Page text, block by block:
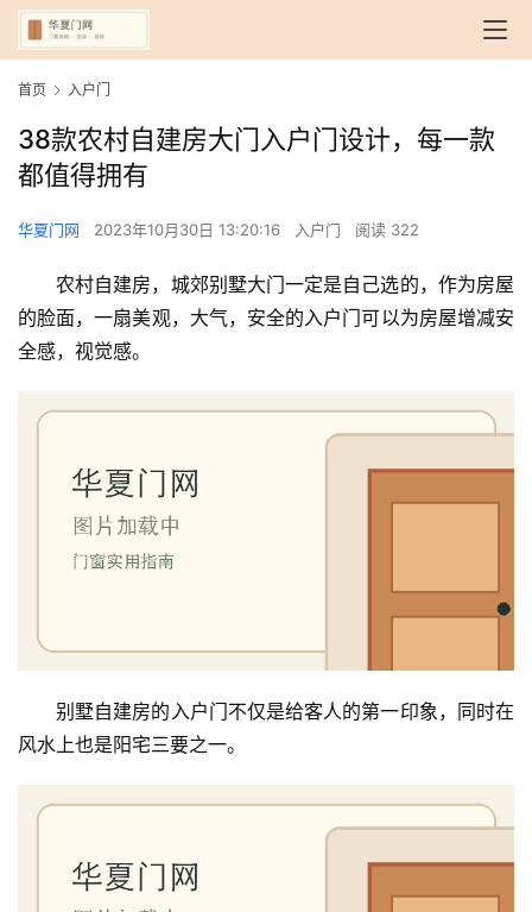
首页 入户门
38款农村自建房大门入户门设计，每一款
都值得拥有
华夏门网 2023年10月30日 13:20:16 入户门 阅读 322
农村自建房，城郊别墅大门一定是自己选的，作为房屋
的脸面，一扇美观，大气，安全的入户门可以为房屋增减安
全感，视觉感。
别墅自建房的入户门不仅是给客人的第一印象，同时在
风水上也是阳宅三要之一。